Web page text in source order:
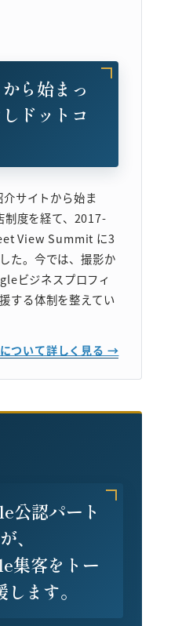
ら始まっ
ドットコ
サイトから始ま
制度を経て、2017-
View Summit に3
た。今では、撮影か
ビジネスプロフィ
する体制を整えてい
ついて詳しく見る →
公認パート
、
集客をトー
ます。